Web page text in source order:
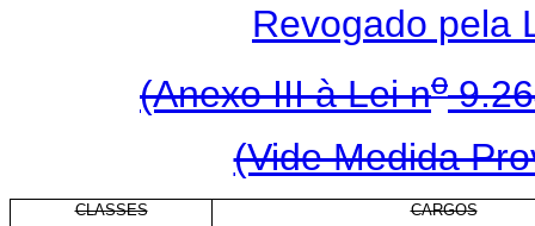
Revogado pela
(Anexo III à Lei no
(Vide Medida
CLASSES CARGOS